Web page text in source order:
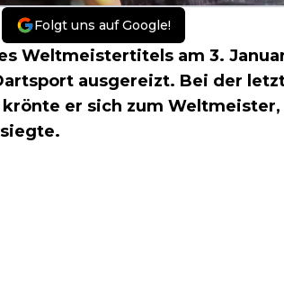
Folgt uns auf Google!
Weltmeistertitels am 3.
ausgereizt. Bei der
er sich zum